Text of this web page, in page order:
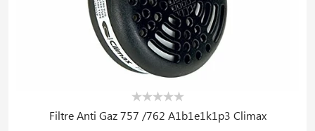
Filtre Anti Gaz 757 /762 A1b1e1k1p3 Climax